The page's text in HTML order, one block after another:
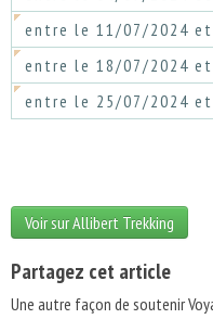
entre le 11/07/2024
entre le 18/07/2024
entre le 25/07/2024
Voir sur Allibert Trekking
Partagez cet article
Une autre façon de soutenir